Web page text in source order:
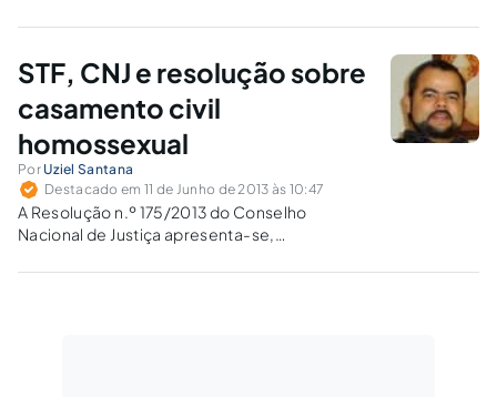
Fidelix seja condenado pelo TSE? Será que
comportamentos e ideologias?
STF, CNJ e resolução sobre
casamento civil
homossexual
Por Uziel Santana
Destacado em 11 de Junho de 2013 às 10:47
A Resolução n.º 175/2013 do Conselho
Nacional de Justiça apresenta-se,
de substituição de leis ou mesmo como um